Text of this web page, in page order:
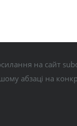
на сайт
абзаці на